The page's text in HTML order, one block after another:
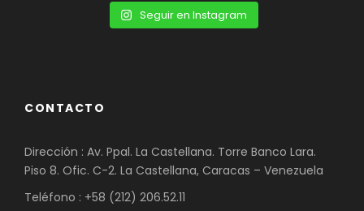
Seguir en Instagram
CONTACTO
Dirección : Av. Ppal. La Castellana. Torre Banco Lara.
Piso 8. Ofic. C-2. La Castellana, Caracas – Venezuela
Teléfono : +58 (212) 206.52.11